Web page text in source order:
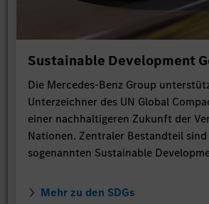
Sustainable Development
Die Mercedes-Benz Group
Unterzeichner des UN Global
einer nachhaltigeren Zukunft der
Nationen. Zentraler Bestandteil
sogenannten Sustainable
Mehr zu den SDGs